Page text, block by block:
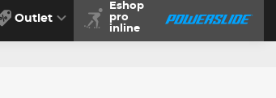
Outlet
Eshop
pro
inline